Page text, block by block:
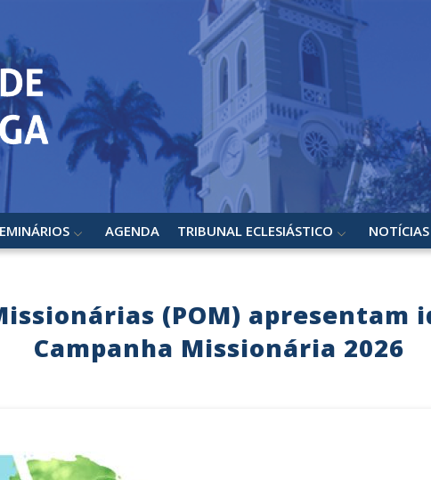
AGENDA TRIBUNAL ECLESIÁSTICO NOTÍCIAS
(POM) apresentam
Campanha Missionária 2026